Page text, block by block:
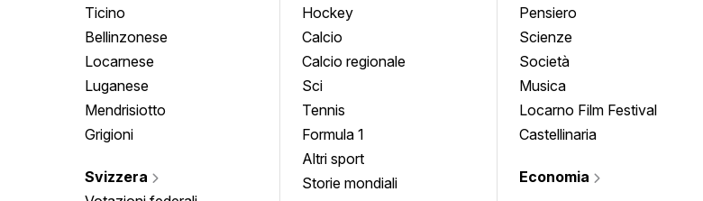
Ticino
Bellinzonese
Locarnese
Luganese
Mendrisiotto
Grigioni
Svizzera
Hockey
Calcio
Calcio regionale
Sci
Tennis
Formula 1
Altri sport
Storie mondiali
Pensiero
Scienze
Società
Musica
Locarno Film Festival
Castellinaria
Economia